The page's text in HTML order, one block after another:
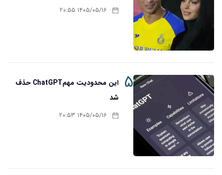
۱۴۰۵/۰۵/۱۶ ۲۰:۵۵
۵
این محدودیت مهمChatGPT حذف
شد
۱۴۰۵/۰۵/۱۶ ۲۰:۵۳